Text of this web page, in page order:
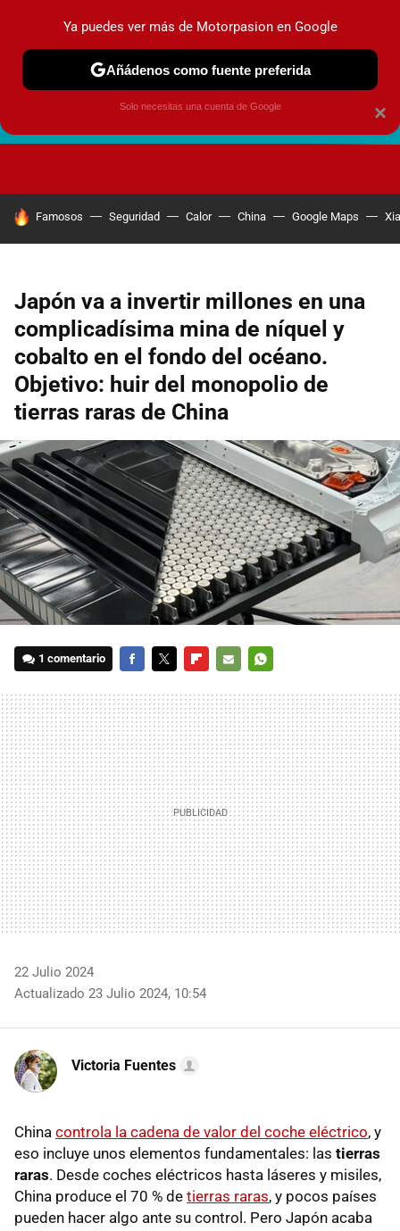
HOY SE HABLA DE
Famosos Seguridad Calor China Google Maps
Japón va a invertir millones en una
complicadísima mina de níquel y
cobalto en el fondo del océano.
Objetivo: huir del monopolio de
tierras raras de China
1 comentario
MAIL
22 Julio 2024
Actualizado 23 Julio 2024, 10:54
Victoria Fuentes
China controla la cadena de valor del coche eléctrico, y
eso incluye unos elementos fundamentales: las tierras
raras. Desde coches eléctricos hasta láseres y misiles,
China produce el 70 % de tierras raras, y pocos países
pueden hacer algo ante su control. Pero Japón acaba
×
Ya puedes ver más de Motorpasion en Google
Añádenos como fuente preferida
Solo necesitas una cuenta de Google